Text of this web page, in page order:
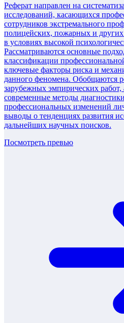
Реферат направлен на
исследований, касающихся
сотрудников экстремального
полицейских, пожарных и
в условиях высокой
Рассматриваются основные
классификации
ключевые факторы риска и
данного феномена. Обобщаются
зарубежных эмпирических работ,
современные методы
профессиональных изменений
выводы о тенденциях развития
дальнейших научных поисков.
Посмотреть превью